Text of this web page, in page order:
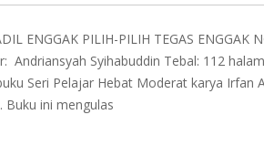
ENGGAK PILIH-PILIH TEGAS
Andriansyah Syihabuddin Tebal: 112
Seri Pelajar Hebat Moderat karya
Buku ini mengulas